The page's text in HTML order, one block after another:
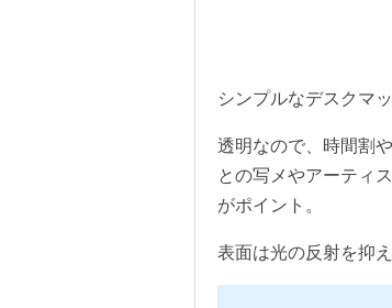
シンプルなデスクマ
透明なので、時間割
との写メやアーティ
がポイント。
表面は光の反射を抑